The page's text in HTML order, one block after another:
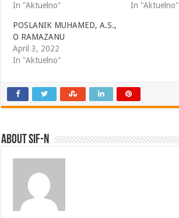
In "Aktuelno"
In "Aktuelno"
POSLANIK MUHAMED, A.S.,
O RAMAZANU
April 3, 2022
In "Aktuelno"
About SIF-N